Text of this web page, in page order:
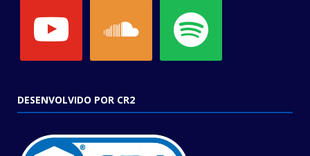
DESENVOLVIDO POR CR2